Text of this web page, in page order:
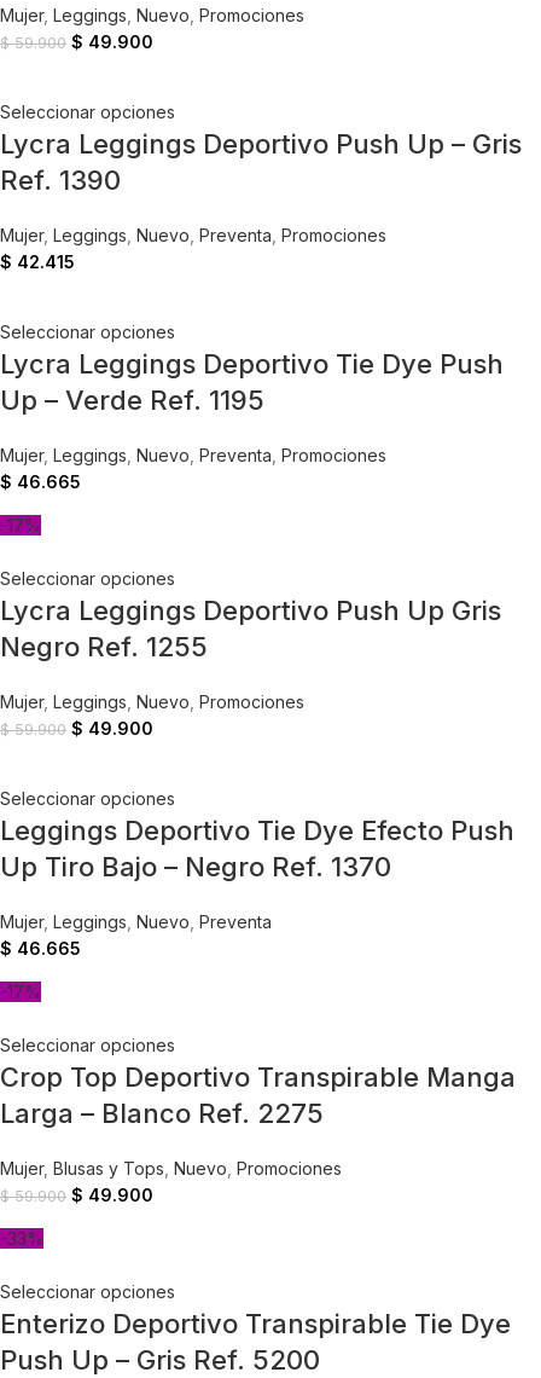
Mujer, Leggings Nuevo Promociones
$59.900 $ 49.900
Seleccionar opciones
Lycra Leggings Deportivo Push Up – Gris
Ref. 1390
Mujer, Leggings Nuevo Preventa Promociones
$ 42.415
Seleccionar opciones
Lycra Leggings Deportivo Tie Dye Push
Up – Verde Ref. 1195
Mujer, Leggings Nuevo Preventa Promociones
$ 46.665
-17%
Seleccionar opciones
Lycra Leggings Deportivo Push Up Gris
Negro Ref. 1255
Mujer, Leggings Nuevo Promociones
$59.900 $ 49.900
Seleccionar opciones
Leggings Deportivo Tie Dye Efecto Push
Up Tiro Bajo – Negro Ref. 1370
Mujer, Leggings Nuevo Preventa
$ 46.665
-17%
Seleccionar opciones
Crop Top Deportivo Transpirable Manga
Larga – Blanco Ref. 2275
Mujer, Blusas y Tops Nuevo Promociones
$59.900 $ 49.900
-33%
Seleccionar opciones
Enterizo Deportivo Transpirable Tie Dye
Push Up – Gris Ref. 5200